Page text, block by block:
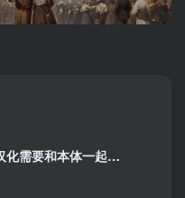
注意事项：汉化需要和本体一起开启，目前汉化进度为73%。